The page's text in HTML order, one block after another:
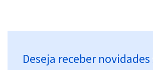
Deseja receber